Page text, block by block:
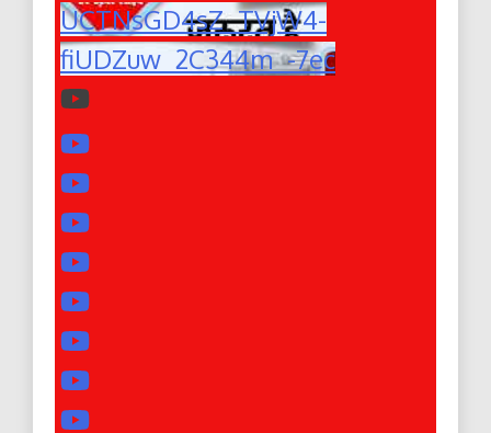
UCTNsGD4sZ_TVjW4-
fiUDZuw_2C344m_-7ec